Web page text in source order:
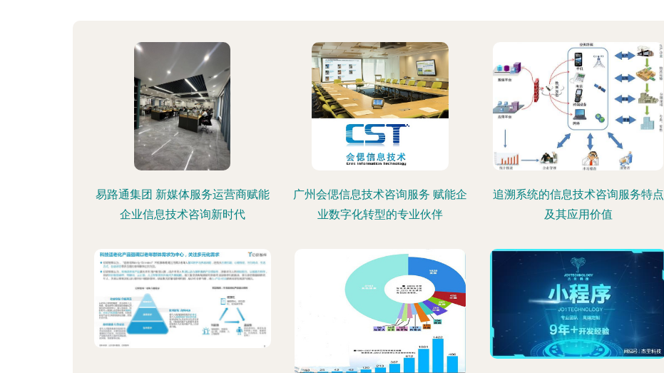
易路通集团 新媒体服务运营商赋能
企业信息技术咨询新时代
广州会偲信息技术咨询服务 赋能企
业数字化转型的专业伙伴
追溯系统的信息技术咨询服务特点
及其应用价值